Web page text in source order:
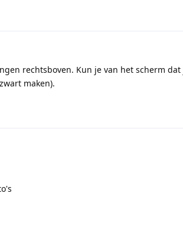
rechtsboven. Kun je van het scherm
maken).